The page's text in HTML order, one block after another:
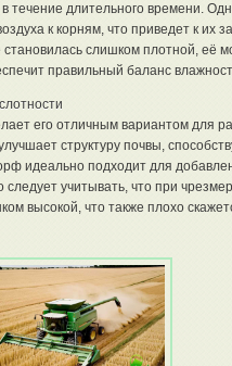
длительного времени.
к корням, что приведет к их
слишком плотной, её
правильный баланс
его отличным вариантом для
структуру почвы,
идеально подходит для
учитывать, что при
высокой, что также плохо